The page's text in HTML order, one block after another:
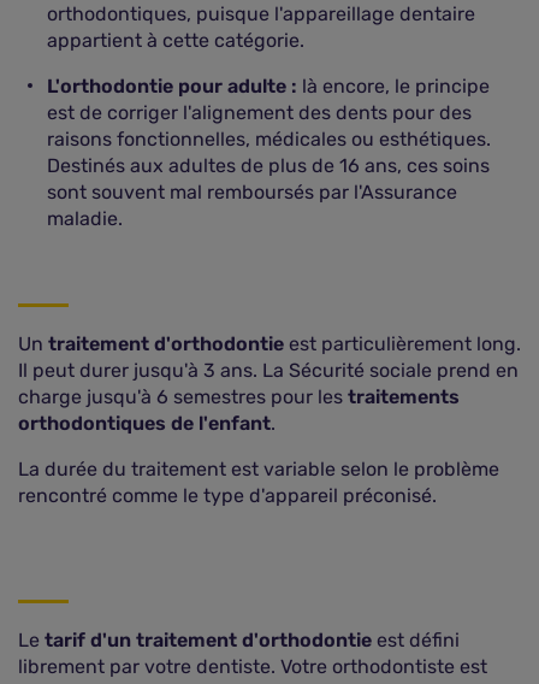
orthodontiques, puisque l'appareillage dentaire
appartient à cette catégorie.
L'orthodontie pour adulte : là encore, le principe
est de corriger l'alignement des dents pour des
raisons fonctionnelles, médicales ou esthétiques.
Destinés aux adultes de plus de 16 ans, ces soins
sont souvent mal remboursés par l'Assurance
maladie.
Un traitement d'orthodontie est particulièrement long.
Il peut durer jusqu'à 3 ans. La Sécurité sociale prend en
charge jusqu'à 6 semestres pour les traitements
orthodontiques de l'enfant.
La durée du traitement est variable selon le problème
rencontré comme le type d'appareil préconisé.
Le tarif d'un traitement d'orthodontie est défini
librement par votre dentiste. Votre orthodontiste est